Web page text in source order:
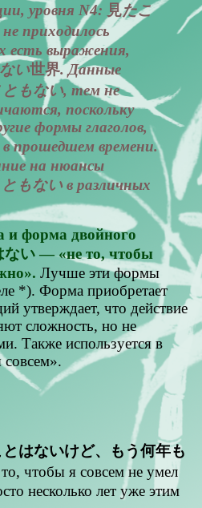
уровня N4: 見たこ
приходилось
есть выражения,
い世界. Данные
もない, тем не
поскольку
формы глаголов,
прошедшем времени.
на нюансы
もない в различных
и форма двойного
ない — «не то, чтобы
Лучше эти формы
*). Форма приобретает
утверждает, что действие
сложность, но не
Также используется в
совсем».
はないけど、もう何年も
чтобы я совсем не умел
несколько лет уже этим